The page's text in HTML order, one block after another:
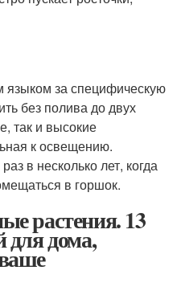
за специфическую
без полива до двух
так и высокие
к освещению.
в несколько лет, когда
в горшок.
растения. 13
для дома,